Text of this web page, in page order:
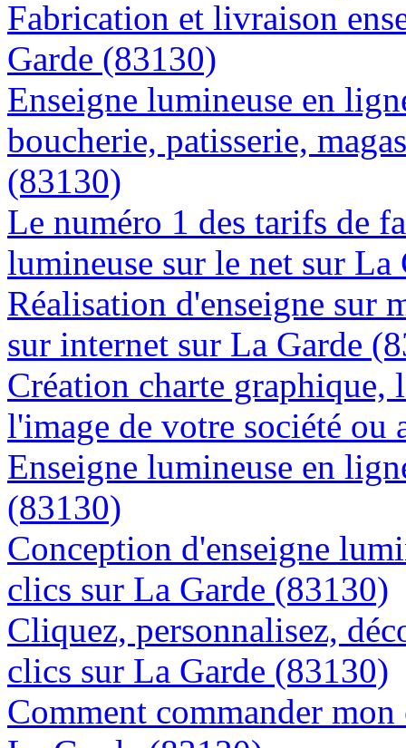
Fabrication et livraison
Garde (83130)
Enseigne lumineuse en
boucherie, patisserie,
(83130)
Le numéro 1 des tarifs de
lumineuse sur le net sur La
Réalisation d'enseigne sur
sur internet sur La Garde
Création charte graphique,
l'image de votre société
Enseigne lumineuse en
(83130)
Conception d'enseigne
clics sur La Garde (83130)
Cliquez, personnalisez,
clics sur La Garde (83130)
Comment commander